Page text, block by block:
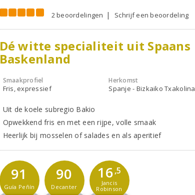
2 beoordelingen Schrijf een beoordeling
Dé witte specialiteit uit Spaans
Baskenland
Smaakprofiel
Fris, expressief
Herkomst
Spanje - Bizkaiko Txakolina
Uit de koele subregio Bakio
Opwekkend fris en met een rijpe, volle smaak
Heerlijk bij mosselen of salades en als aperitief
91
Guía Peñín
90
Decanter
16,5
Jancis
Robinson